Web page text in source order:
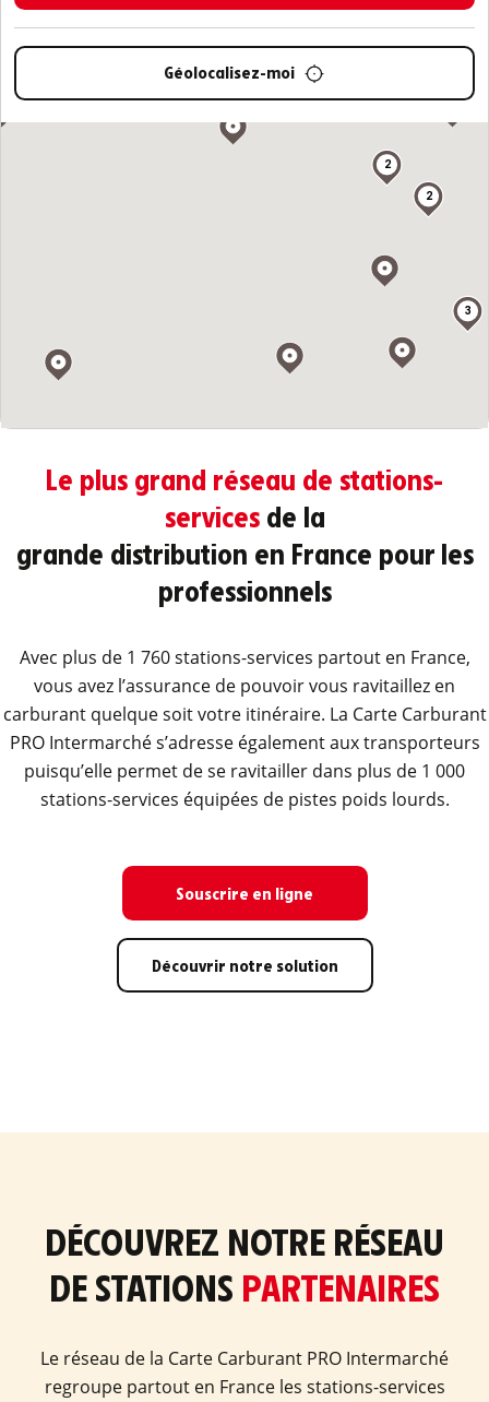
Géolocalisez-moi
2
2
3
Le plus grand réseau de stations-
servicesde la
grande distribution en France pour les
professionnels
Avec plus de 1 760 stations-services partout en France,
vous avez l’assurance de pouvoir vous ravitaillez en
carburant quelque soit votre itinéraire. La Carte Carburant
PRO Intermarché s’adresse également aux transporteurs
puisqu’elle permet de se ravitailler dans plus de 1 000
stations-services équipées de pistes poids lourds.
Souscrire en ligne
Découvrir notre solution
DÉCOUVREZ NOTRE RÉSEAU
DE STATIONS PARTENAIRES
Le réseau de la Carte Carburant PRO Intermarché
regroupe partout en France les stations-services